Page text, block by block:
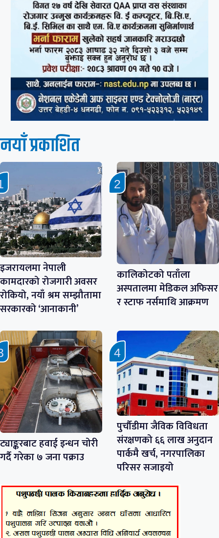
नयाँ प्रकाशित
इजरायलमा नेपाली
कामदारको रोजगारी अवसर
रोकियो, नयाँ श्रम सम्झौतामा
सरकारको ‘आनाकानी’
कालिकोटको पताँला
अस्पतालमा मेडिकल अफिसर
र स्टाफ नर्समाथि आक्रमण
ट्याङ्करबाट हवाई इन्धन चोरी
गर्दै गरेका ७ जना पक्राउ
पुर्चौडीमा जैविक विविधता
संरक्षणको ६६ लाख अनुदान
पार्कमै खर्च, नगरपालिका
परिसर सजाइयो